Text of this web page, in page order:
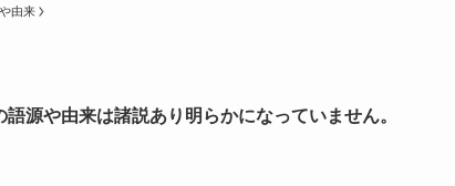
由来
語源や由来は諸説あり明らかになっていません。